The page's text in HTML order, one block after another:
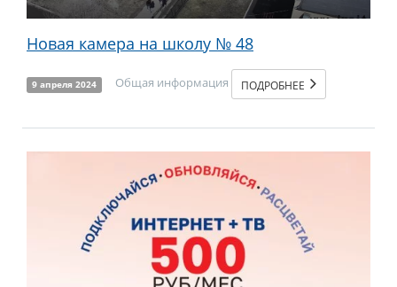
Новая камера на школу № 48
9 апреля 2024 Общая информация ПОДРОБНЕЕ